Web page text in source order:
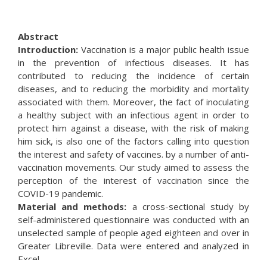
Abstract
Introduction: Vaccination is a major public health issue
in the prevention of infectious diseases. It has
contributed to reducing the incidence of certain
diseases, and to reducing the morbidity and mortality
associated with them. Moreover, the fact of inoculating
a healthy subject with an infectious agent in order to
protect him against a disease, with the risk of making
him sick, is also one of the factors calling into question
the interest and safety of vaccines. by a number of anti-
vaccination movements. Our study aimed to assess the
perception of the interest of vaccination since the
COVID-19 pandemic.
Material and methods: a cross-sectional study by
self-administered questionnaire was conducted with an
unselected sample of people aged eighteen and over in
Greater Libreville. Data were entered and analyzed in